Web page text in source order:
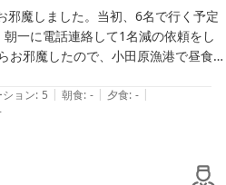
邪魔しました。当初、6名で行く予定
一に電話連絡して1名減の依頼をし
お邪魔したので、小田原漁港で昼食
く到着しましたが、すんなりチェッ
お願いしており、いざ焼くとなっ
ってきましたが、管理員さんがすぐ
ことが出来ました（BBQはガスでコ
ト。お風呂は昔ながら？のステンレ
ション: 5 | 朝食: - | 夕食: - |